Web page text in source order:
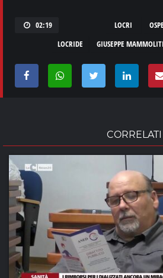
02:19
LOCRI
GIUSEPPE MAMMOLITI
LOCRIDE
CORRELATI